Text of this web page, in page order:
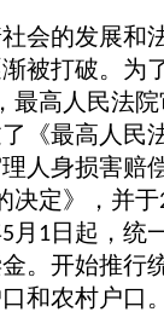
会的发展和
被打破。为
最高人民法
《最高人民
人身损害赔
决定》，并于
5 月 1 日起，统
。开始推行
和农村户口